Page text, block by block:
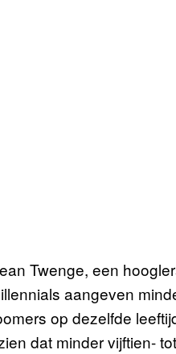
Twenge, een
aangeven
op dezelfde
dat minder vijftien-